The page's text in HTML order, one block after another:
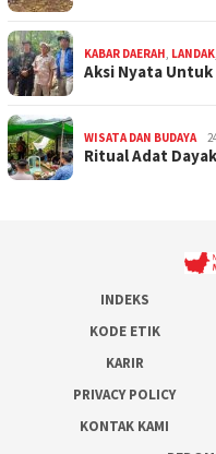
KABAR DAERAH, LANDAK,
Aksi Nyata
WISATA DAN BUDAYA
Ritual Adat
INDEKS
KODE ETIK
KARIR
PRIVACY POLICY
KONTAK KAMI